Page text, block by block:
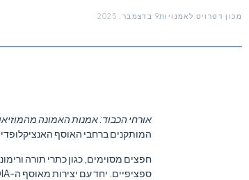
מכון דטרויט לאמנויות9 בדצמבר, 2025
אורחי הכבוד: אמנות האמונה מהמוזיאון
המותקנים ברחבי האוסף האנציקלופדי
חפצים מסוימים, כגון כתרי תורה
ספציפיים. יחד עם יצירות מאוסף ה-DIA, הם מעבירים נושאים של גיוון דתי ואמנות ברחבי אירופה, המזרח התיכון וצפון אפריקה.